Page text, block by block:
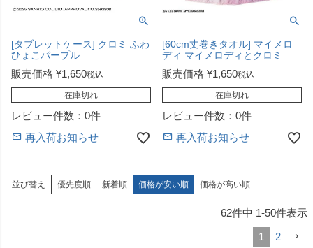
[タブレットケース] クロミ ふわ
ひょこパープル
販売価格 ¥1,650税込
在庫切れ
レビュー件数：0件
再入荷お知らせ
[60cm丈巻きタオル] マイメロ
ディ マイメロディとクロミ
販売価格 ¥1,650税込
在庫切れ
レビュー件数：0件
再入荷お知らせ
並び替え 優先度順 新着順 価格が安い順 価格が高い順
62件中 1-50件表示
1
2